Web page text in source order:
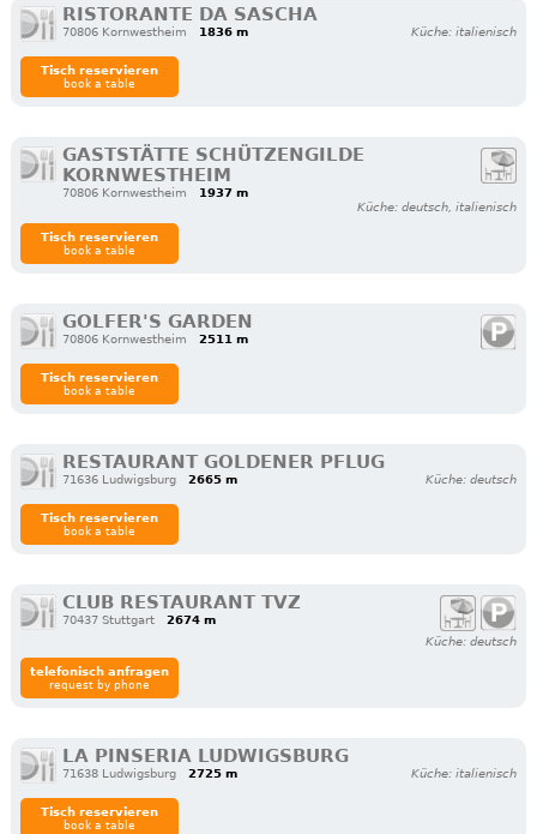
RISTORANTE DA SASCHA
70806 Kornwestheim 1836 m Küche: italienisch
Tisch reservieren
book a table
GASTSTÄTTE SCHÜTZENGILDE
KORNWESTHEIM
70806 Kornwestheim
1937 m
Küche: deutsch, italienisch
Tisch reservieren
book a table
GOLFER'S GARDEN
70806 Kornwestheim 2511 m
Tisch reservieren
book a table
RESTAURANT GOLDENER PFLUG
71636 Ludwigsburg 2665 m Küche: deutsch
Tisch reservieren
book a table
CLUB RESTAURANT TVZ
70437 Stuttgart
2674 m
Küche: deutsch
telefonisch anfragen
request by phone
LA PINSERIA LUDWIGSBURG
71638 Ludwigsburg 2725 m Küche: italienisch
Tisch reservieren
book a table